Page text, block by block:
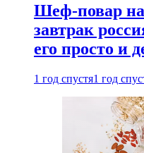
Шеф-повар
завтрак
его просто и
1 год спустя1 год